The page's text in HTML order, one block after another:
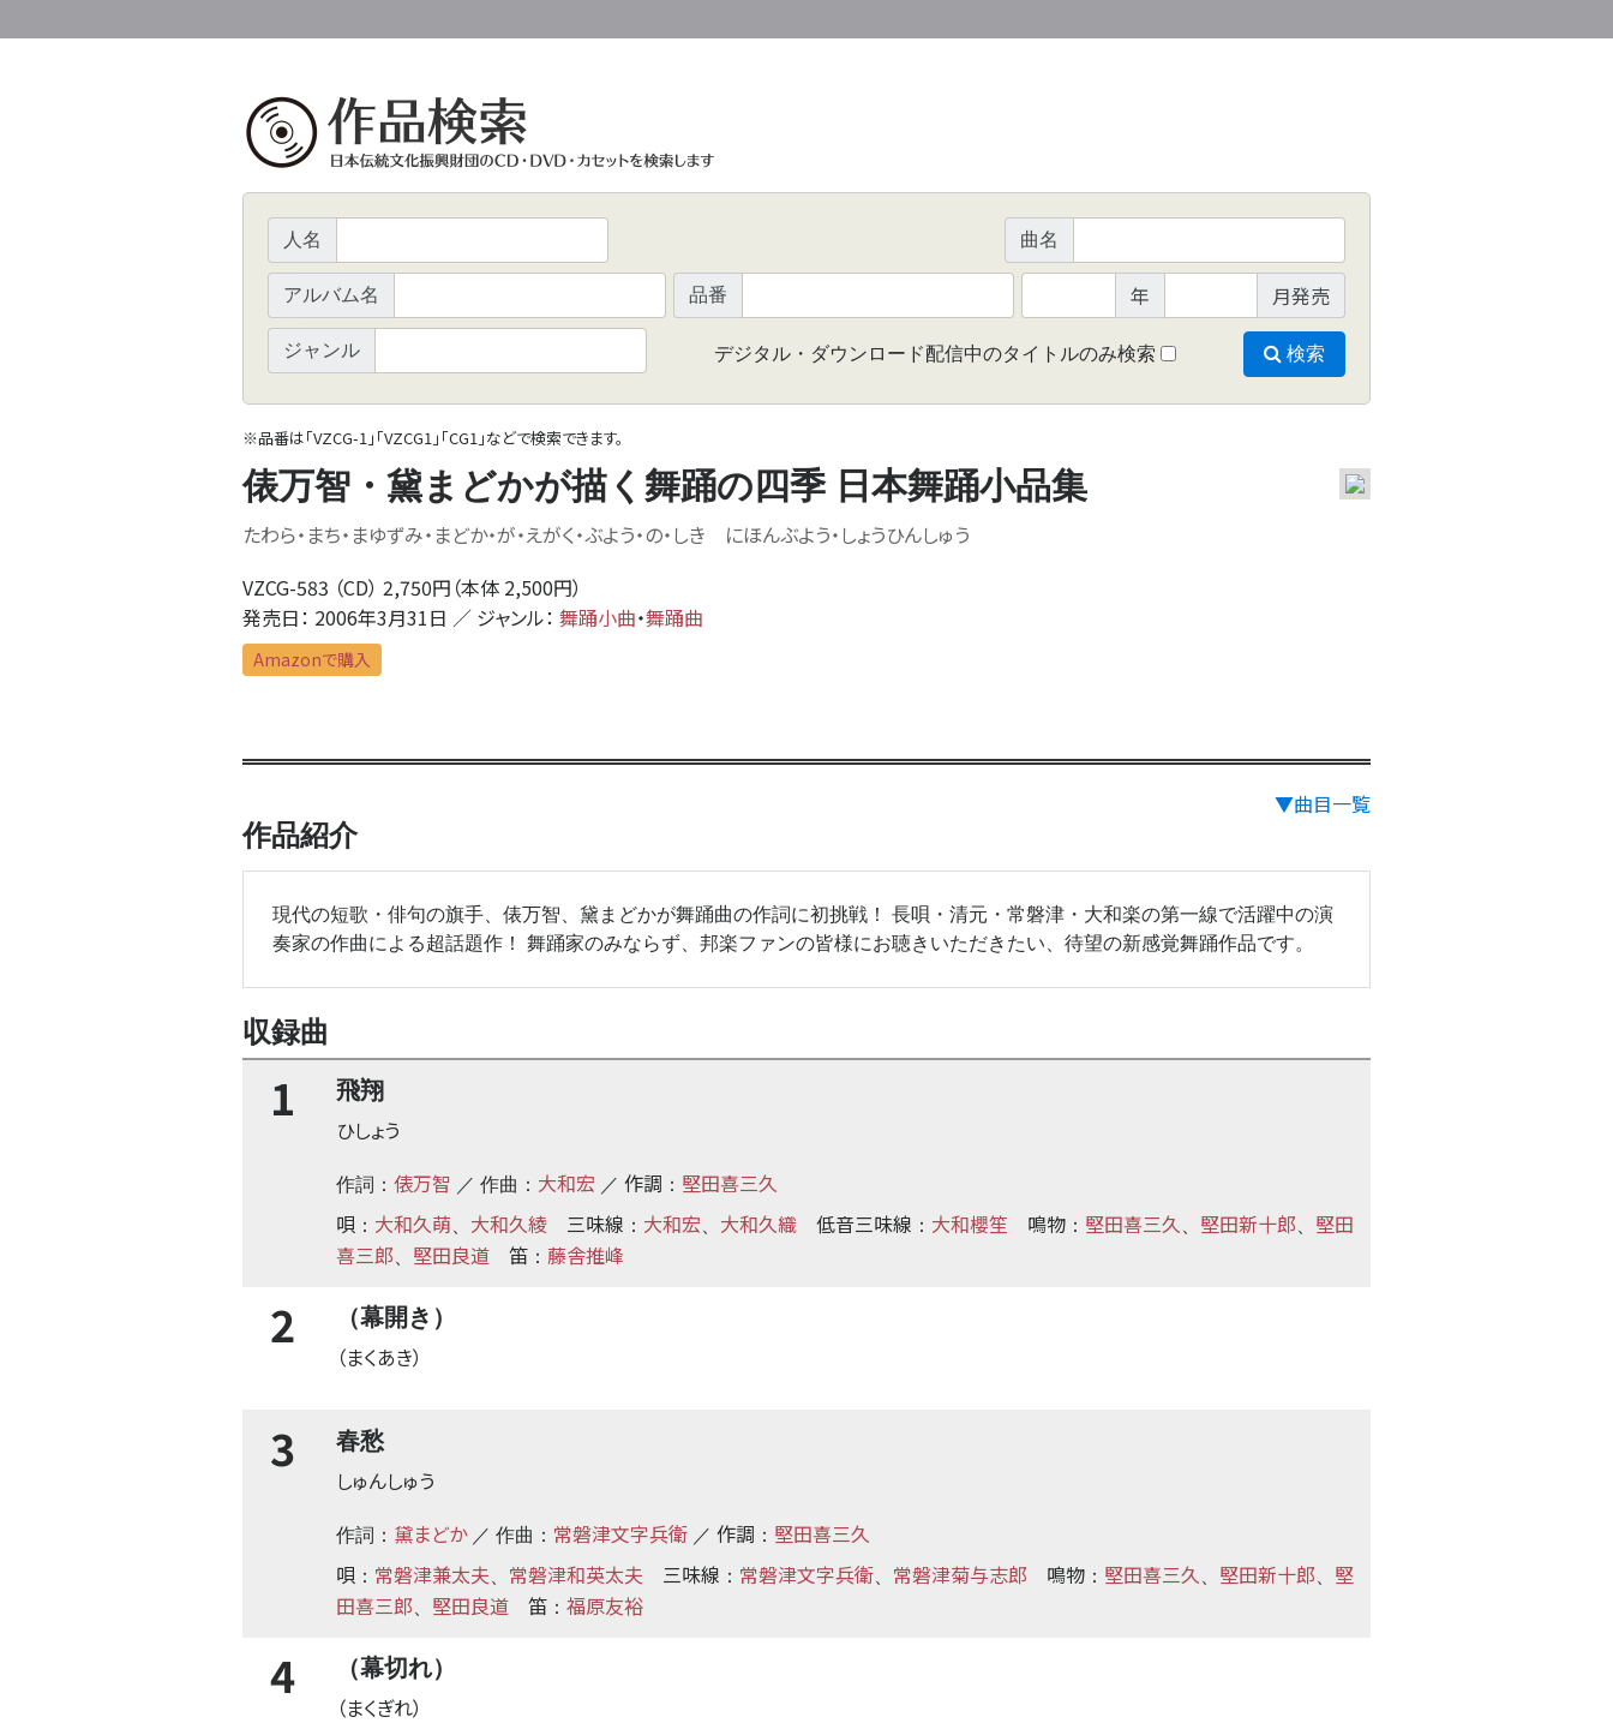
人名 曲名
アルバム名 品番 年 月発売
ジャンル デジタル・ダウンロード配信中のタイトルのみ検索 検索
※品番は「VZCG-1」「VZCG1」「CG1」などで検索できます。
俵万智・黛まどかが描く舞踊の四季 日本舞踊小品集
たわら・まち・まゆずみ・まどか・が・えがく・ぶよう・の・しき にほんぶよう・しょうひんしゅう
VZCG-583 （CD） 2,750円（本体 2,500円）
発売日： 2006年3月31日 ／ ジャンル： 舞踊小曲・舞踊曲
Amazonで購入
▼曲目一覧
作品紹介
現代の短歌・俳句の旗手、俵万智、黛まどかが舞踊曲の作詞に初挑戦！ 長唄・清元・常磐津・大和楽の第一線で活躍中の演
奏家の作曲による超話題作！ 舞踊家のみならず、邦楽ファンの皆様にお聴きいただきたい、待望の新感覚舞踊作品です。
収録曲
1 飛翔
ひしょう
作詞： 俵万智 ／ 作曲： 大和宏 ／ 作調 ： 堅田喜三久
唄 ： 大和久萌 大和久綾 三味線 ： 大和宏 大和久織 低音三味線 ： 大和櫻笙 鳴物 ： 堅田喜三久 堅田新十郎
堅田
喜三郎
堅田良道 笛 ： 藤舎推峰
2 （幕開き）
（まくあき）
3 春愁
しゅんしゅう
作詞： 黛まどか／ 作曲： 常磐津文字兵衛 ／ 作調 ： 堅田喜三久
唄 ： 常磐津兼太夫 常磐津和英太夫 三味線 ： 常磐津文字兵衛 常磐津菊与志郎 鳴物 ： 堅田喜三久 堅田新十郎
堅
田喜三郎
堅田良道 笛 ： 福原友裕
4 （幕切れ）
（まくぎれ）